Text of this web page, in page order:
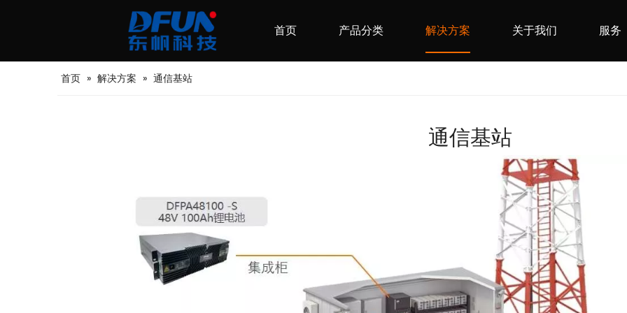
首页 产品分类 解决方案 关于我们 服务
首页 » 解决方案 » 通信基站
通信基站